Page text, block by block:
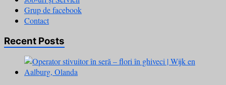
Grup de facebook
Contact
Recent Posts